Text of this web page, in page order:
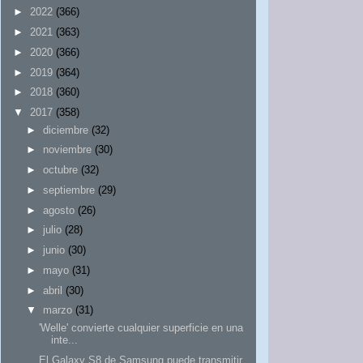
► 2022 (366)
► 2021 (363)
► 2020 (366)
► 2019 (364)
► 2018 (360)
▼
2017 (358)
► diciembre (32)
► noviembre (30)
► octubre (32)
► septiembre (29)
► agosto (26)
► julio (28)
► junio (30)
► mayo (31)
► abril (30)
▼
marzo (31)
'Welle' convierte cualquier superficie en una
inte...
El Galaxy S8 de Samsung puede transmitir